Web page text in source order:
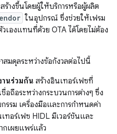
ร้างขึ้นโดยผู้ให้บริการหรือผู้ผลิต
ในอุปกรณ์ ซึ่งช่วยให้เฟรม
เองแทนที่ด้วย OTA ได้โดยไม่ต้อง
มดุลระหว่างข้อกังวลต่อไปนี้
านร่วมกัน สร้างอินเทอร์เฟซที่
อถือระหว่างกระบวนการต่างๆ ซึ่ง
รรม เครื่องมือและการกำหนดค่า
ทอร์เฟซ HIDL มีเวอร์ชันและ
กเผยแพร่แล้ว